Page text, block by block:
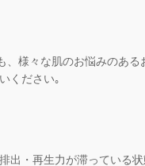
様々な肌のお悩みのあ
ください｡
出・再生力が滞っている